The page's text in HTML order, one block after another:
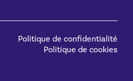
Politique de confidentialité
Politique de cookies